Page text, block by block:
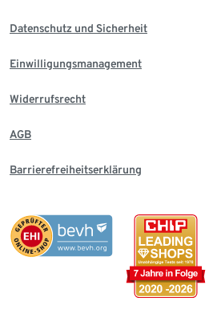
Datenschutz und Sicherheit
Einwilligungsmanagement
Widerrufsrecht
AGB
Barrierefreiheitserklärung